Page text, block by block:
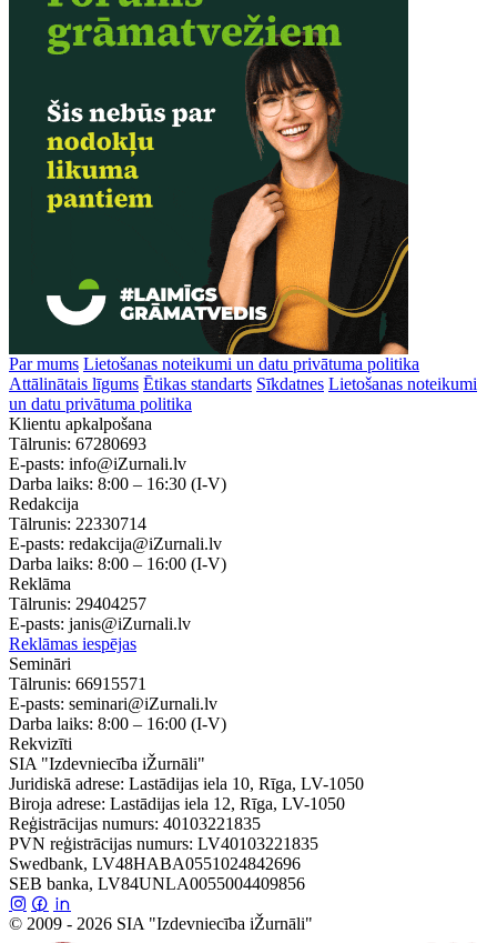
Par mums Lietošanas noteikumi un datu privātuma politika
Attālinātais līgums Ētikas standarts Sīkdatnes Lietošanas noteikumi
un datu privātuma politika
Klientu apkalpošana
Tālrunis: 67280693
E-pasts: info@iZurnali.lv
Darba laiks: 8:00 – 16:30 (I-V)
Redakcija
Tālrunis: 22330714
E-pasts: redakcija@iZurnali.lv
Darba laiks: 8:00 – 16:00 (I-V)
Reklāma
Tālrunis: 29404257
E-pasts: janis@iZurnali.lv
Reklāmas iespējas
Semināri
Tālrunis: 66915571
E-pasts: seminari@iZurnali.lv
Darba laiks: 8:00 – 16:00 (I-V)
Rekvizīti
SIA "Izdevniecība iŽurnāli"
Juridiskā adrese: Lastādijas iela 10, Rīga, LV-1050
Biroja adrese: Lastādijas iela 12, Rīga, LV-1050
Reģistrācijas numurs: 40103221835
PVN reģistrācijas numurs: LV40103221835
Swedbank, LV48HABA0551024842696
SEB banka, LV84UNLA0055004409856
© 2009 - 2026 SIA "Izdevniecība iŽurnāli"